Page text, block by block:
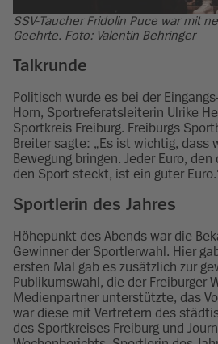
SSV-Taucher Fridolin Puce war mit
Geehrte. Foto: Valentin Behringer
Talkrunde
Politisch wurde es bei der
Horn, Sportreferatsleiterin Ulrike
Sportkreis Freiburg. Freiburgs
Breiter sagte: „Es ist wichtig, dass
Bewegung bringen. Jeder Euro,
den Sport steckt, ist ein guter
Sportlerin des Jahres
Höhepunkt des Abends war die
Gewinner der Sportlerwahl. Hier
ersten Mal gab es zusätzlich zur
Publikumswahl, die der Freiburger
Medienpartner unterstützte, das
war diese mit Vertretern des
des Sportkreises Freiburg und